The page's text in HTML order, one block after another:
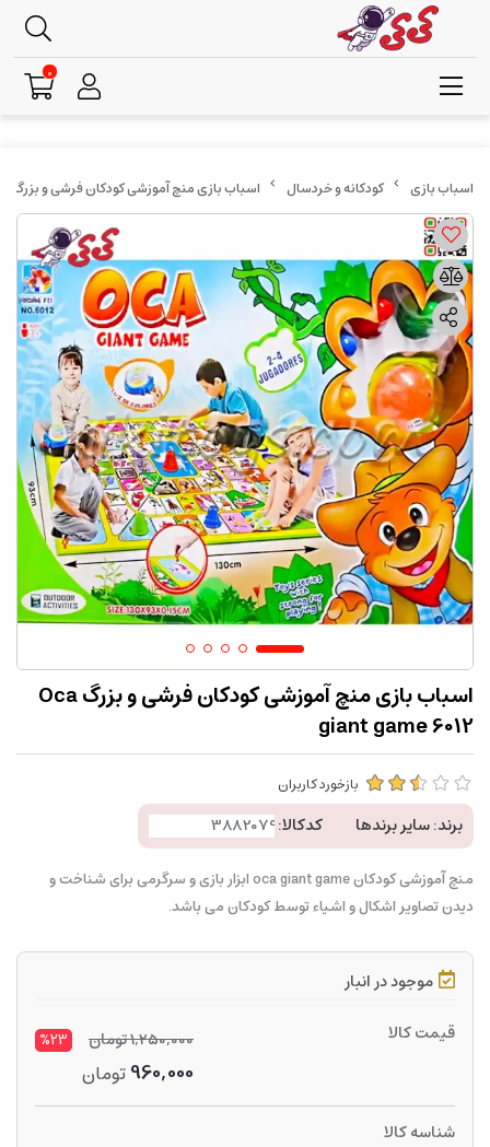
کودکانه و خردسال اسباب بازی منچ آموزشی کودکان فرشی و بزرگ Oca giant game 6012
اسباب بازی منچ آموزشی کودکان فرشی و بزرگ Oca
giant game 6012
بازخورد کاربران
برند:سایر برندها کدکالا:
منچ آموزشی کودکان oca giant game ابزار بازی و سرگرمی برای شناخت و
دیدن تصاویر اشکال و اشیاء توسط کودکان می باشد.
موجود در انبار
قیمت کالا
1,250,000تومان %23
960,000تومان
شناسه کالا
0